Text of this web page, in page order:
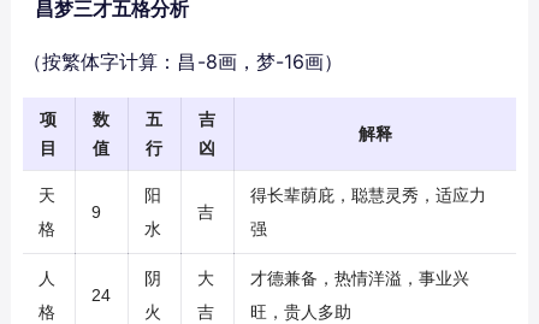
昌梦三才五格分析
（按繁体字计算：昌-8画，梦-16画）
项
目
数
值
五
行
吉
凶
解释
天
格
9
阳
水
吉
得长辈荫庇，聪慧灵秀，适应力
强
人
格
24
阴
火
大
吉
才德兼备，热情洋溢，事业兴
旺，贵人多助